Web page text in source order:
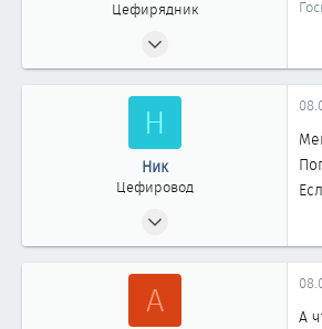
Цефирядник
165
nissans.narod.ru
Н
Ник
Цефировод
508
A
А